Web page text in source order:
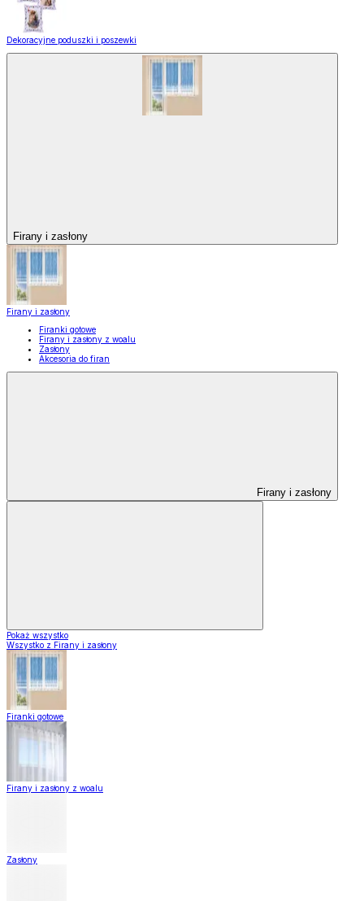
Dekoracyjne poduszki i poszewki
Firany i zasłony
Firany i zasłony
Firanki gotowe
Firany i zasłony z woalu
Zasłony
Akcesoria do firan
Firany i zasłony
Pokaż wszystko
Wszystko z Firany i zasłony
Firanki gotowe
Firany i zasłony z woalu
Zasłony